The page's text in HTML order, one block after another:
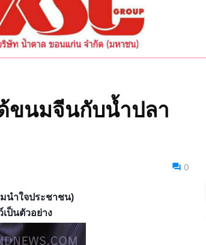
ขนมจีนกับน้ำปลา
0
นำใจประชาชน)
ป็นตัวอย่าง